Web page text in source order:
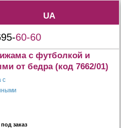
UA
UA
60-60
с футболкой и
от бедра(код 7662/01)
заказ